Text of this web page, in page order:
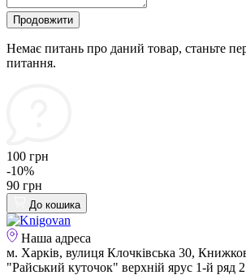
Продовжити
Немає питань про даний товар, станьте
питання.
100 грн
-10%
90 грн
До кошика
Наша адреса
м. Харків, вулиця Клочківська 30,
"Райський куточок" верхній ярус 1-й ряд